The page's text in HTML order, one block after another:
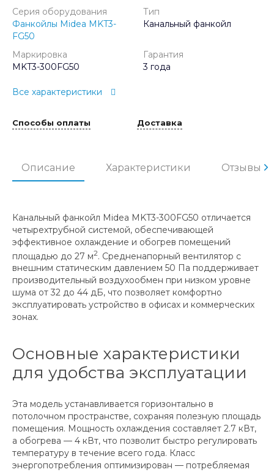
Серия оборудования
Фанкойлы Midea MKT3-
FG50
Тип
Канальный фанкойл
Маркировка
MKT3-300FG50
Гарантия
3 года
Все характеристики
Способы оплаты Доставка
Описание Характеристики Отзывы
Канальный фанкойл Midea MKT3-300FG50 отличается
четырехтрубной системой, обеспечивающей
эффективное охлаждение и обогрев помещений
площадью до 27 м2. Средненапорный вентилятор с
внешним статическим давлением 50 Па поддерживает
производительный воздухообмен при низком уровне
шума от 32 до 44 дБ, что позволяет комфортно
эксплуатировать устройство в офисах и коммерческих
зонах.
Основные характеристики
для удобства эксплуатации
Эта модель устанавливается горизонтально в
потолочном пространстве, сохраняя полезную площадь
помещения. Мощность охлаждения составляет 2.7 кВт,
а обогрева — 4 кВт, что позволит быстро регулировать
температуру в течение всего года. Класс
энергопотребления оптимизирован — потребляемая